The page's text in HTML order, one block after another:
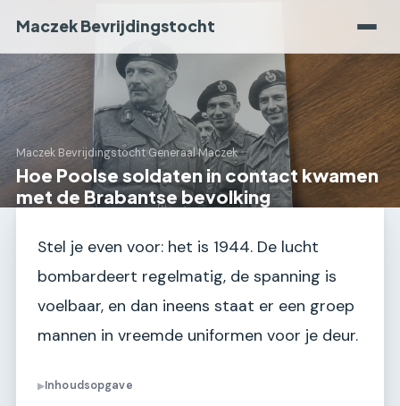
Maczek Bevrijdingstocht
Maczek Bevrijdingstocht›Generaal Maczek
Hoe Poolse soldaten in contact kwamen
met de Brabantse bevolking
Stel je even voor: het is 1944. De lucht
bombardeert regelmatig, de spanning is
voelbaar, en dan ineens staat er een groep
mannen in vreemde uniformen voor je deur.
▶Inhoudsopgave